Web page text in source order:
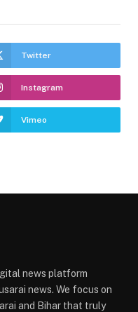
Twitter
Instagram
Vimeo
news platform
news. We focus on
and Bihar that truly